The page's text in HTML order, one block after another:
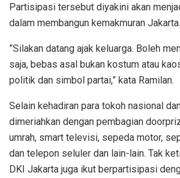
Partisipasi tersebut diyakini akan
dalam membangun kemakmuran Jakarta.
”Silakan datang ajak keluarga. Boleh
saja, bebas asal bukan kostum atau
politik dan simbol partai,” kata Ramilan.
Selain kehadiran para tokoh nasional
dimeriahkan dengan pembagian
umrah, smart televisi, sepeda motor,
dan telepon seluler dan lain-lain. Tak
DKI Jakarta juga ikut berpartisipasi